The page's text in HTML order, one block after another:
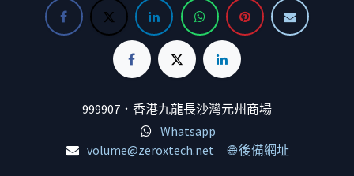
999907．香港九龍長沙灣元州商場
Whatsapp
volume@zeroxtech.net
🌐 後備網址